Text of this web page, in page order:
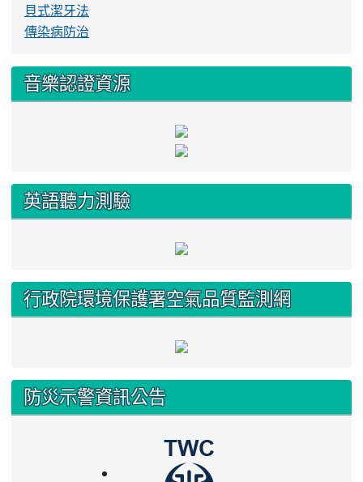
貝式潔牙法
傳染病防治
音樂認證資源
英語聽力測驗
行政院環境保護署空氣品質監測網
防災示警資訊公告